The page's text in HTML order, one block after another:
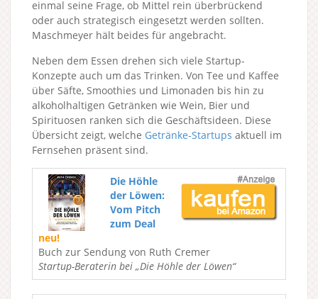
einmal seine Frage, ob Mittel rein überbrückend
oder auch strategisch eingesetzt werden sollten.
Maschmeyer hält beides für angebracht.
Neben dem Essen drehen sich viele Startup-
Konzepte auch um das Trinken. Von Tee und Kaffee
über Säfte, Smoothies und Limonaden bis hin zu
alkoholhaltigen Getränken wie Wein, Bier und
Spirituosen ranken sich die Geschäftsideen. Diese
Übersicht zeigt, welche Getränke-Startups aktuell im
Fernsehen präsent sind.
Die Höhle
der Löwen:
Vom Pitch
zum Deal
neu!
Buch zur Sendung von Ruth Cremer
Startup-Beraterin bei „Die Höhle der Löwen“